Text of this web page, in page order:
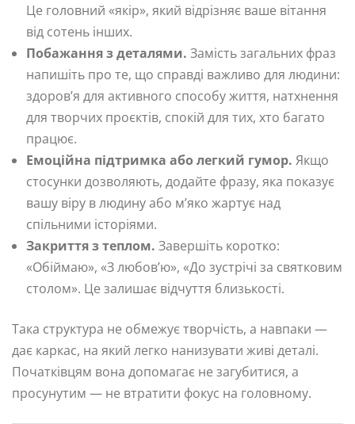
Це головний «якір», який відрізняє ваше вітання
від сотень інших.
Побажання з деталями. Замість загальних фраз
напишіть про те, що справді важливо для людини:
здоров’я для активного способу життя, натхнення
для творчих проєктів, спокій для тих, хто багато
працює.
Емоційна підтримка або легкий гумор. Якщо
стосунки дозволяють, додайте фразу, яка показує
вашу віру в людину або м’яко жартує над
спільними історіями.
Закриття з теплом. Завершіть коротко:
«Обіймаю», «З любов’ю», «До зустрічі за святковим
столом». Це залишає відчуття близькості.
Така структура не обмежує творчість, а навпаки —
дає каркас, на який легко нанизувати живі деталі.
Початківцям вона допомагає не загубитися, а
просунутим — не втратити фокус на головному.